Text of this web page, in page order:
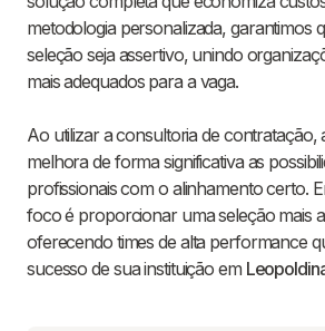
metodologia personalizada, garantimos
seleção seja assertivo, unindo
mais adequados para a vaga.
Ao utilizar a consultoria de contratação,
melhora de forma significativa as
profissionais com o alinhamento certo.
foco é proporcionar uma seleção mais
oferecendo times de alta performance
sucesso de sua instituição em